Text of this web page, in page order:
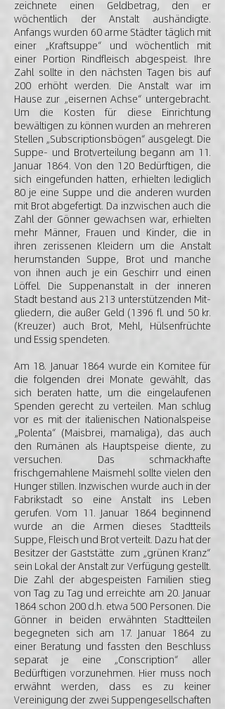
zeichnete einen Geldbetrag, den er
wöchentlich der Anstalt aushändigte.
Anfangs wurden 60 arme Städter täglich mit
einer „Kraftsuppe“ und wöchentlich mit
einer Portion Rindfleisch abgespeist. Ihre
Zahl sollte in den nächsten Tagen bis auf
200 erhöht werden. Die Anstalt war im
Hause zur „eisernen Achse“ untergebracht.
Um die Kosten für diese Einrichtung
bewältigen zu können wurden an mehreren
Stellen „Subscriptionsbögen“ ausgelegt. Die
Suppe- und Brotverteilung begann am 11.
Januar 1864. Von den 120 Bedürftigen, die
sich eingefunden hatten, erhielten lediglich
80 je eine Suppe und die anderen wurden
mit Brot abgefertigt. Da inzwischen auch die
Zahl der Gönner gewachsen war, erhielten
mehr Männer, Frauen und Kinder, die in
ihren zerissenen Kleidern um die Anstalt
herumstanden Suppe, Brot und manche
von ihnen auch je ein Geschirr und einen
Löffel. Die Suppenanstalt in der inneren
Stadt bestand aus 213 unterstützenden Mit-
gliedern, die außer Geld (1396 fl. und 50 kr.
(Kreuzer) auch Brot, Mehl, Hülsenfrüchte
und Essig spendeten.
Am 18. Januar 1864 wurde ein Komitee für
die folgenden drei Monate gewählt, das
sich beraten hatte, um die eingelaufenen
Spenden gerecht zu verteilen. Man schlug
vor es mit der italienischen Nationalspeise
„Polenta“ (Maisbrei, mamaliga), das auch
den Rumänen als Hauptspeise diente, zu
versuchen. Das schmackhafte
frischgemahlene Maismehl sollte vielen den
Hunger stillen. Inzwischen wurde auch in der
Fabrikstadt so eine Anstalt ins Leben
gerufen. Vom 11. Januar 1864 beginnend
wurde an die Armen dieses Stadtteils
Suppe, Fleisch und Brot verteilt. Dazu hat der
Besitzer der Gaststätte zum „grünen Kranz“
sein Lokal der Anstalt zur Verfügung gestellt.
Die Zahl der abgespeisten Familien stieg
von Tag zu Tag und erreichte am 20. Januar
1864 schon 200 d.h. etwa 500 Personen. Die
Gönner in beiden erwähnten Stadtteilen
begegneten sich am 17. Januar 1864 zu
einer Beratung und fassten den Beschluss
separat je eine „Conscription“ aller
Bedürftigen vorzunehmen. Hier muss noch
erwähnt werden, dass es zu keiner
Vereinigung der zwei Suppengesellschaften